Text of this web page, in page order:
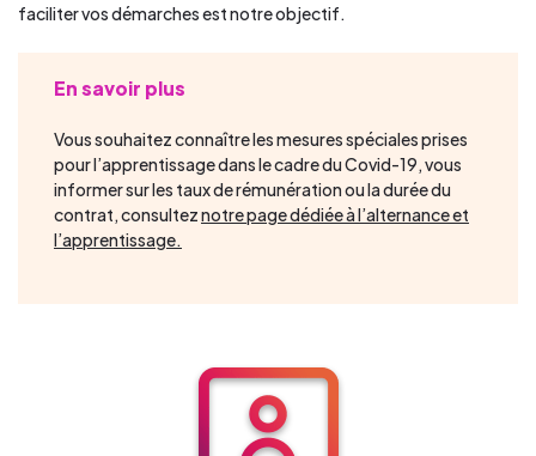
faciliter vos démarches est notre objectif.
En savoir plus
Vous souhaitez connaître les mesures spéciales prises
pour l’apprentissage dans le cadre du Covid-19, vous
informer sur les taux de rémunération ou la durée du
contrat, consulteznotre page dédiée à l’alternance et
l’apprentissage.